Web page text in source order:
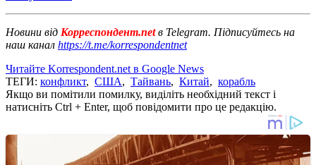
Новини від Корреспондент.netв Telegram. Підписуйтесь на
наш канал https://t.me/korrespondentnet
Читайте Korrespondent.net в Google News
ТЕГИ: конфликт, США, Тайвань, Китай, корабль
Якщо ви помітили помилку, виділіть необхідний текст і
натисніть Ctrl + Enter, щоб повідомити про це редакцію.